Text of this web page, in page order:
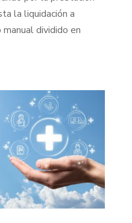
la liquidación a
dividido en